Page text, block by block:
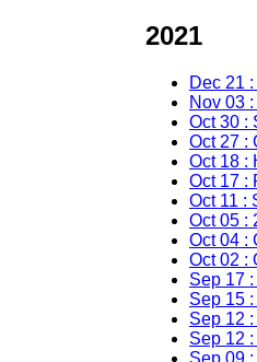
2021
Dec 21
Nov 03
Oct 30 :
Oct 27 :
Oct 18 :
Oct 17 :
Oct 11 :
Oct 05 :
Oct 04 :
Oct 02 :
Sep 17
Sep 15
Sep 12
Sep 12
Sep 09